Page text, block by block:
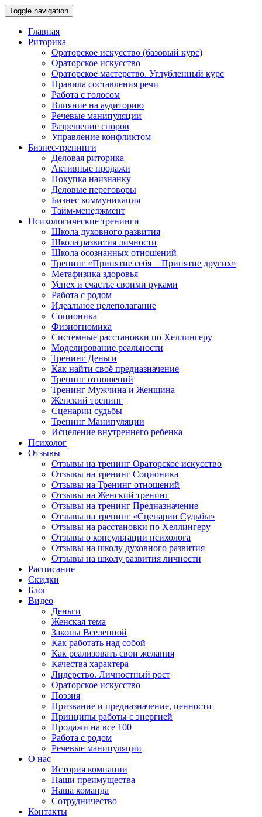
Toggle navigation
Главная
Риторика
Ораторское искусство (базовый курс)
Ораторское искусство
Ораторское мастерство. Углубленный курс
Правила составления речи
Работа с голосом
Влияние на аудиторию
Речевые манипуляции
Разрешение споров
Управление конфликтом
Бизнес-тренинги
Деловая риторика
Активные продажи
Покупка наизнанку
Деловые переговоры
Бизнес коммуникация
Тайм-менеджмент
Психологические тренинги
Школа духовного развития
Школа развития личности
Школа осознанных отношений
Тренинг «Принятие себя = Принятие других»
Метафизика здоровья
Успех и счастье своими руками
Работа с родом
Идеальное целеполагание
Соционика
Физиогномика
Системные расстановки по Хеллингеру
Моделирование реальности
Тренинг Деньги
Как найти своё предназначение
Тренинг отношений
Тренинг Мужчина и Женщина
Женский тренинг
Сценарии судьбы
Тренинг Манипуляции
Исцеление внутреннего ребенка
Психолог
Отзывы
Отзывы на тренинг Ораторское искусство
Отзывы на тренинг Соционика
Отзывы на Тренинг отношений
Отзывы на Женский тренинг
Отзывы на тренинг Предназначение
Отзывы на тренинг «Сценарии Судьбы»
Отзывы на расстановки по Хеллингеру
Отзывы о консультации психолога
Отзывы на школу духовного развития
Отзывы на школу развития личности
Расписание
Скидки
Блог
Видео
Деньги
Женская тема
Законы Вселенной
Как работать над собой
Как реализовать свои желания
Качества характера
Лидерство. Личностный рост
Ораторское искусство
Поэзия
Призвание и предназначение, ценности
Принципы работы с энергией
Продажи на все 100
Работа с родом
Речевые манипуляции
О нас
История компании
Наши преимущества
Наша команда
Сотрудничество
Контакты